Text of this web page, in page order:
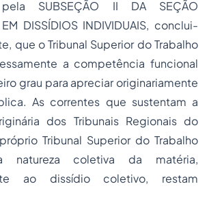
pela SUBSEÇÃO II DA SEÇÃO
EM DISSÍDIOS INDIVIDUAIS, conclui-
que o Tribunal Superior do Trabalho
a competência funcional
grau para apreciar originariamente
As correntes que sustentam a
dos Tribunais Regionais do
Tribunal Superior do Trabalho
coletiva da matéria,
ao dissídio coletivo, restam